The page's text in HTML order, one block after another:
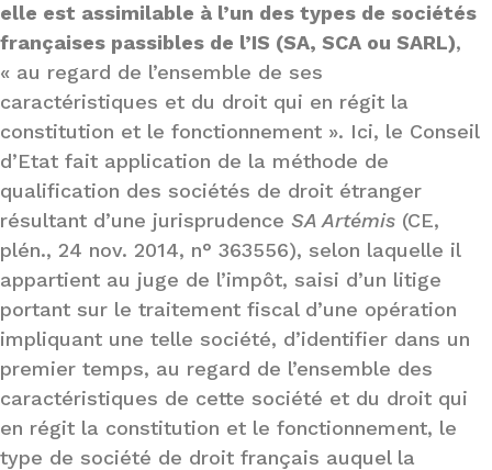
elle est assimilable à l’un des types de sociétés
françaises passibles de l’IS (SA, SCA ou SARL),
« au regard de l’ensemble de ses
caractéristiques et du droit qui en régit la
constitution et le fonctionnement ». Ici, le Conseil
d’Etat fait application de la méthode de
qualification des sociétés de droit étranger
résultant d’une jurisprudence SA Artémis (CE,
plén., 24 nov. 2014, n° 363556), selon laquelle il
appartient au juge de l’impôt, saisi d’un litige
portant sur le traitement fiscal d’une opération
impliquant une telle société, d’identifier dans un
premier temps, au regard de l’ensemble des
caractéristiques de cette société et du droit qui
en régit la constitution et le fonctionnement, le
type de société de droit français auquel la